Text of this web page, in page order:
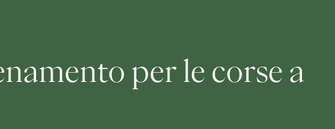
per le corse a